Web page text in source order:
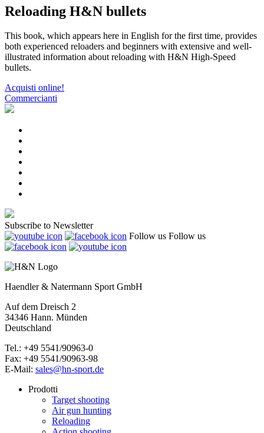
Reloading H&N bullets
This book, which appears here in English for the first time, provides
both experienced reloaders and beginners with extensive and well-
illustrated information about reloading with H&N High-Speed
bullets.
Acquisti online!
Commercianti
Subscribe to Newsletter
Follow us Follow us
Haendler & Natermann Sport GmbH
Auf dem Dreisch 2
34346 Hann. Münden
Deutschland
Tel.: +49 5541/90963-0
Fax: +49 5541/90963-98
E-Mail: sales@hn-sport.de
Prodotti
Target shooting
Air gun hunting
Reloading